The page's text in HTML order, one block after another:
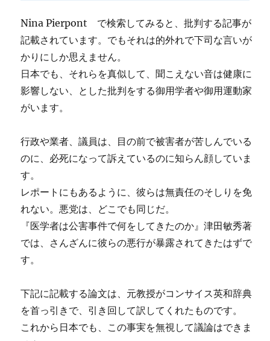
Nina Pierpont で検索してみると、批判する記事が
記載されています。でもそれは的外れで下司な言いが
かりにしか思えません。
日本でも、それらを真似して、聞こえない音は健康に
影響しない、とした批判をする御用学者や御用運動家
がいます。
行政や業者、議員は、目の前で被害者が苦しんでいる
のに、必死になって訴えているのに知らん顔していま
す。
レポートにもあるように、彼らは無責任のそしりを免
れない。悪党は、どこでも同じだ。
『医学者は公害事件で何をしてきたのか』津田敏秀著
では、さんざんに彼らの悪行が暴露されてきたはずで
す。
下記に記載する論文は、元教授がコンサイス英和辞典
を首っ引きで、引き回して訳してくれたものです。
これから日本でも、この事実を無視して議論はできま